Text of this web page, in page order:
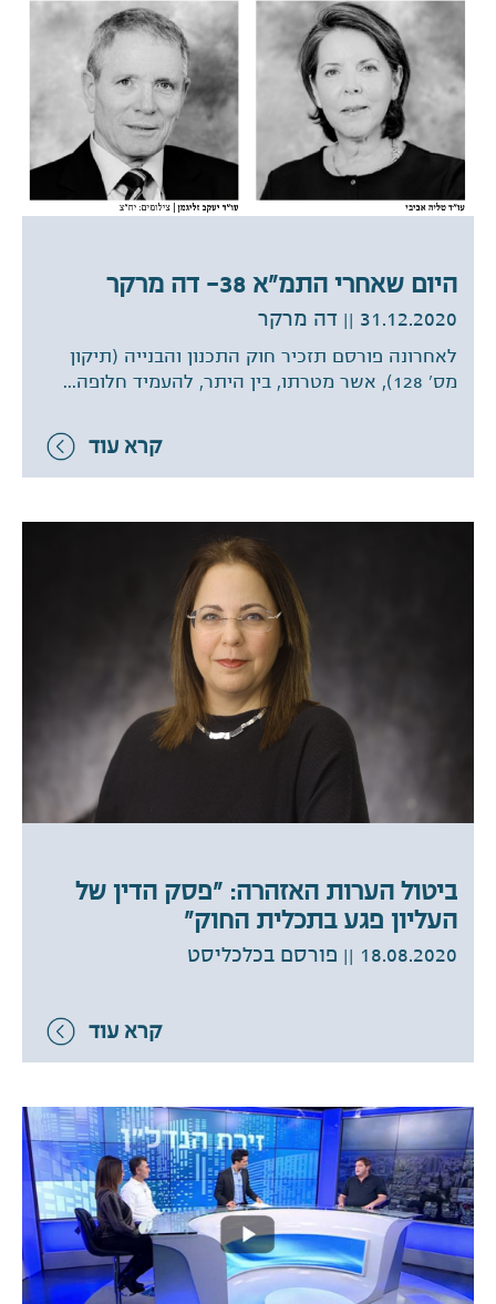
היום שאחרי התמ"א 38- דה מרקר
31.12.2020 || דה מרקר
לאחרונה פורסם תזכיר חוק התכנון והבנייה (תיקון
מס' 128), אשר מטרתו, בין היתר, להעמיד חלופה...
קרא עוד
ביטול הערות האזהרה: "פסק הדין של
העליון פגע בתכלית החוק"
18.08.2020 || פורסם בכלכליסט
קרא עוד